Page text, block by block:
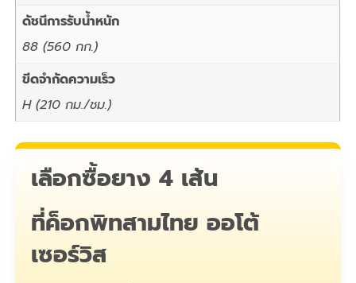
ดัชนีการรับน้ำหนัก
88 (560 กก.)
ขีดจำกัดความเร็ว
H (210 กม./ชม.)
เลือกซื้อยาง 4 เส้น
ที่ค็อกพิทสามไทย ออโต้
เซอร์วิส